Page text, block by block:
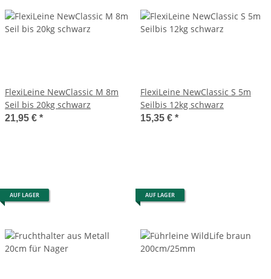
FlexiLeine NewClassic M 8m
Seil bis 20kg schwarz
21,95 € *
FlexiLeine NewClassic S 5m
Seilbis 12kg schwarz
15,35 € *
AUF LAGER AUF LAGER